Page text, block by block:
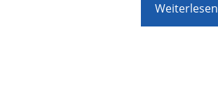
Weiterlesen